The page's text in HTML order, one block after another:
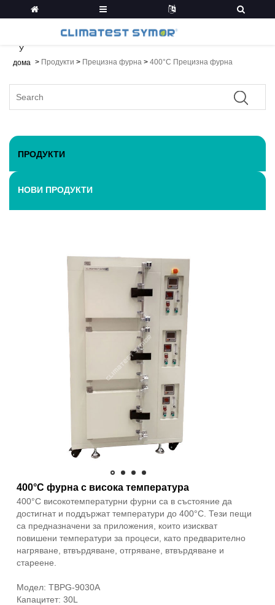
У
дома > Продукти > Прецизна фурна > 400°C Прецизна фурна
ПРОДУКТИ
НОВИ ПРОДУКТИ
400°C фурна с висока температура
400°C високотемпературни фурни са в състояние да
достигнат и поддържат температури до 400°C. Тези пещи
са предназначени за приложения, които изискват
повишени температури за процеси, като предварително
нагряване, втвърдяване, отгряване, втвърдяване и
стареене.
Модел: TBPG-9030A
Капацитет: 30L